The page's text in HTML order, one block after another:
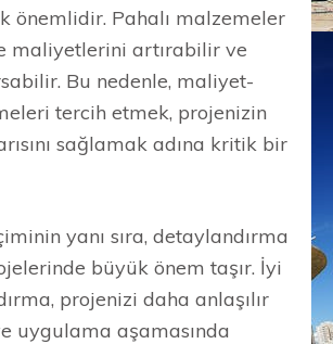
önemlidir. Pahalı malzemeler
maliyetlerini artırabilir ve
Bu nedenle, maliyet-
tercih etmek, projenizin
sağlamak adına kritik bir
yanı sıra, detaylandırma
büyük önem taşır. İyi
projenizi daha anlaşılır
uygulama aşamasında